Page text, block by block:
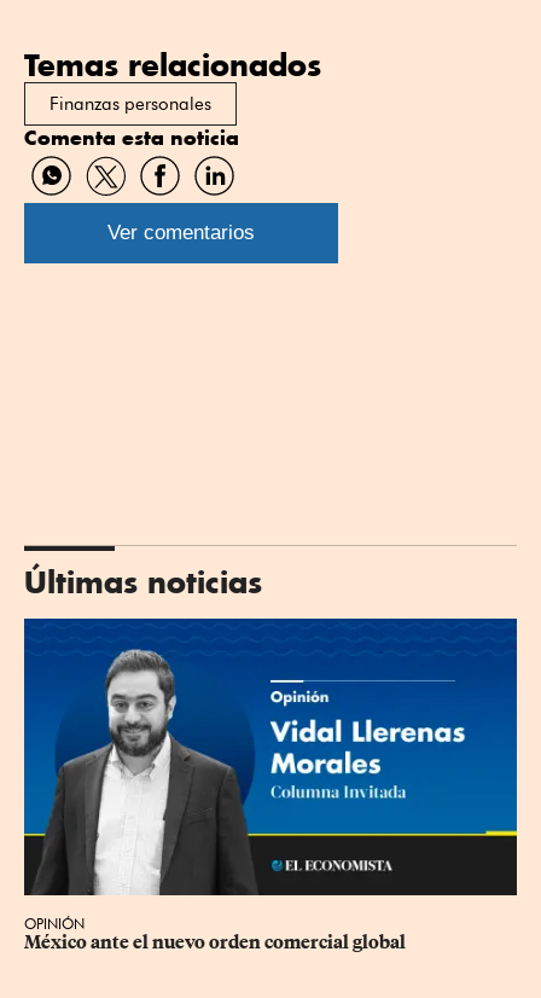
Temas relacionados
Finanzas personales
Comenta esta noticia
Compartir
por
WhatsApp
Compartir
por
Twitter
Compartir
por
Facebook
Compartir
por
Linkedin
Ver comentarios
Últimas noticias
OPINIÓN
México ante el nuevo orden comercial global